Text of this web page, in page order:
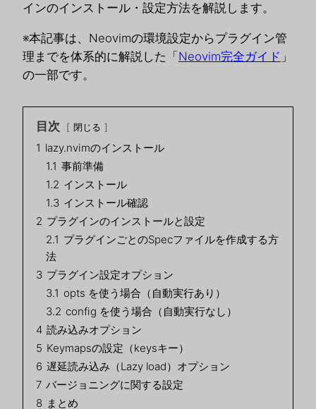
インのインストール・設定方法を解説します。
※本記事は、Neovimの環境設定からプラグイン管
理までを体系的に解説した「Neovim完全ガイド 」
の一部です。
目次 閉じる
1 lazy.nvimのインストール
1.1 事前準備
1.2 インストール
1.3 インストール確認
2 プラグインのインストールと設定
2.1 プラグインごとのSpecファイルを作成する方
法
3 プラグイン設定オプション
3.1 opts を使う場合（自動実行あり）
3.2 config を使う場合（自動実行なし）
4 読み込みオプション
5 Keymapsの設定（keysキー）
6 遅延読み込み（Lazy load）オプション
7 バージョニングに関する設定
8 まとめ